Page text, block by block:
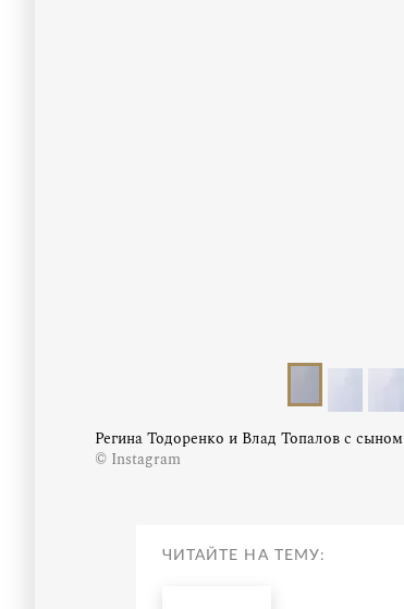
Регина Тодоренко и Влад Топалов с сыном
© Instagram
ЧИТАЙТЕ НА ТЕМУ: